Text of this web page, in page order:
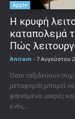
Apple
Η κρυφή
καταπολεμά
Πώς
Aniram - 7 Αυγούστου
Όσοι ταξιδεύουν
μεταφοράς μπορεί
φαινόμενο: μικρές
ενός...